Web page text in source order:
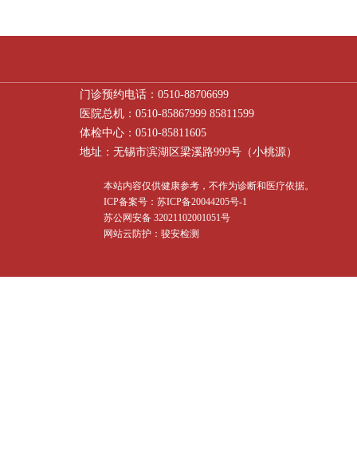
门诊预约电话：0510-88706699
医院总机：0510-85867999 85811599
体检中心：0510-85811605
地址：无锡市滨湖区梁溪路999号（小桃源）
本站内容仅供健康参考，不作为诊断和医疗依据。
ICP备案号：苏ICP备20044205号-1
苏公网安备 32021102001051号
网站云防护：骏安检测